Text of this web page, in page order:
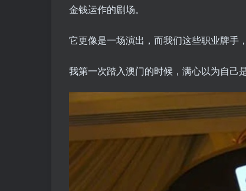
金钱运作的剧场。
它更像是一场演出，而我们这些职业牌手
我第一次踏入澳门的时候，满心以为自己